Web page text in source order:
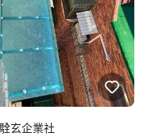
駩玄企業社